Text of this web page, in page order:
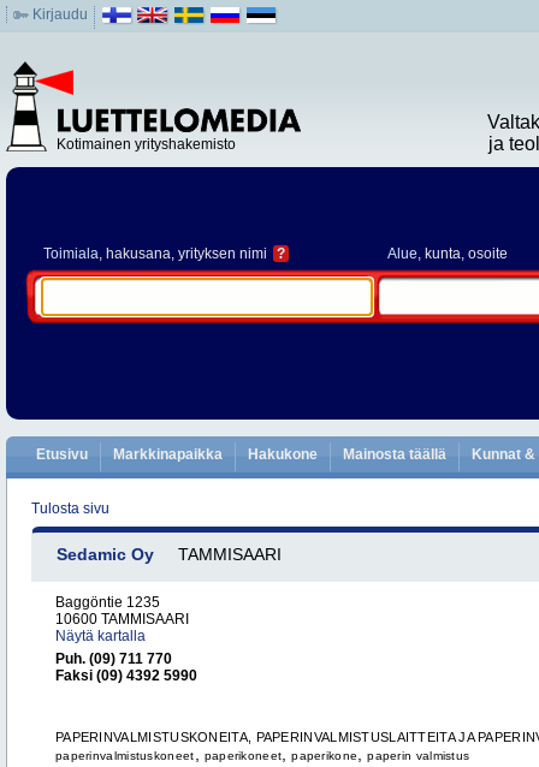
Kirjaudu
Kotimainen yrityshakemisto
ja
Toimiala, hakusana, yrityksen nimi ? Alue, kunta, osoite
Etusivu Markkinapaikka Hakukone Mainosta täällä Kunnat
Tulosta sivu
Sedamic Oy TAMMISAARI
Baggöntie 1235
10600 TAMMISAARI
Näytä kartalla
Puh. (09) 711 770
Faksi (09) 4392 5990
PAPERINVALMISTUSKONEITA, PAPERINVALMISTUSLAITTEITA JA
paperinvalmistuskoneet paperikoneet ,paperikone ,paperin valmistus